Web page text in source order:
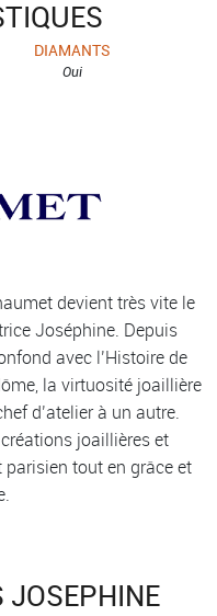
DIAMANTS
Oui
devient très vite le
Joséphine. Depuis
avec l’Histoire de
la virtuosité joaillière
d’atelier à un autre.
joaillières et
tout en grâce et
JOSEPHINE